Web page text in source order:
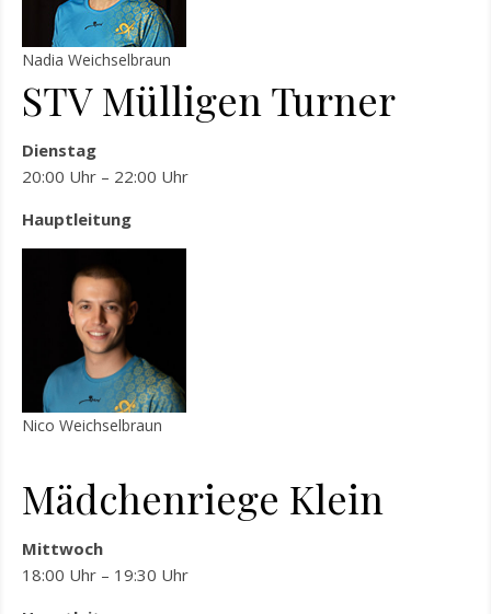
Nadia Weichselbraun
STV Mülligen Turner
Dienstag
20:00 Uhr – 22:00 Uhr
Hauptleitung
Nico Weichselbraun
Mädchenriege Klein
Mittwoch
18:00 Uhr – 19:30 Uhr